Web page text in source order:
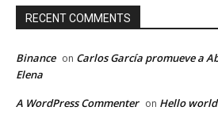
RECENT COMMENTS
Binance on Carlos García promueve a
Elena
A WordPress Commenter on Hello